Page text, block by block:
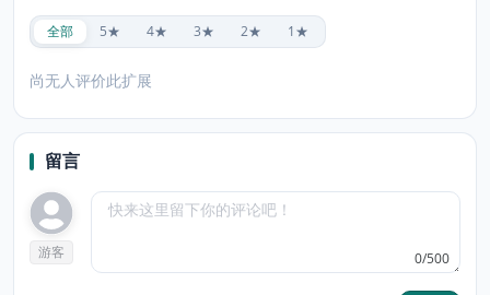
全部 5★ 4★ 3★ 2★ 1★
尚无人评价此扩展
留言
游客 0/500